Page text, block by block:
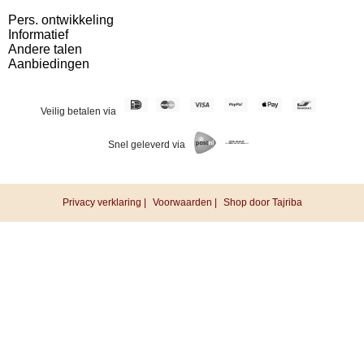
Pers. ontwikkeling
Informatief
Andere talen
Aanbiedingen
Veilig betalen via
Snel geleverd via
Privacy verklaring | Voorwaarden | Shop door Tajriba